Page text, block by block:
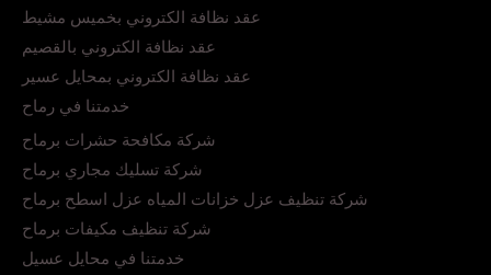
عقد نظافة الكتروني بخميس مشيط
عقد نظافة الكتروني بالقصيم
عقد نظافة الكتروني بمحايل عسير
خدمتنا في رماح
شركة مكافحة حشرات برماح
شركة تسليك مجاري برماح
شركة تنظيف عزل خزانات المياه عزل اسطح برماح
شركة تنظيف مكيفات برماح
خدمتنا في محايل عسيل